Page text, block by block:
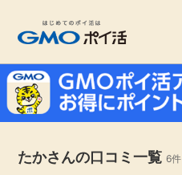
お知らせ
サービスで探す
旅行・レンタカー
たかさんの口コミ一覧 6件